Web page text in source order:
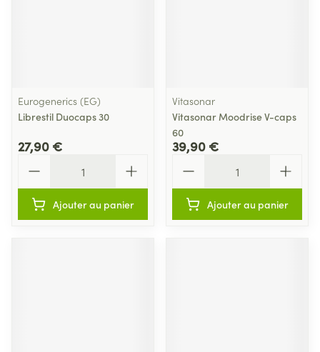
Eurogenerics (EG)
Librestil Duocaps 30
27,90 €
Ajouter au panier
Vitasonar
Vitasonar Moodrise V-caps
60
39,90 €
Ajouter au panier